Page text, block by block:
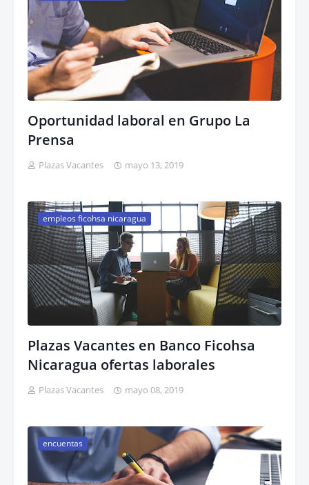
Oportunidad laboral en Grupo La
Prensa
Plazas Vacantes mayo 13, 2019
empleos ficohsa nicaragua
Plazas Vacantes en Banco Ficohsa
Nicaragua ofertas laborales
Plazas Vacantes mayo 08, 2019
encuentas